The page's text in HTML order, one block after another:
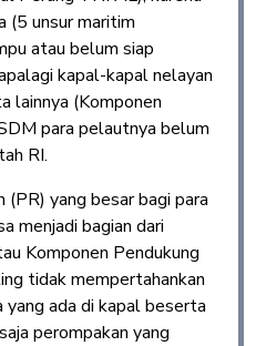
(5 unsur maritim
atau belum siap
kapal-kapal nelayan
lainnya (Komponen
para pelautnya belum
RI.
(PR) yang besar bagi para
menjadi bagian dari
Komponen Pendukung
tidak mempertahankan
ada di kapal beserta
perompakan yang